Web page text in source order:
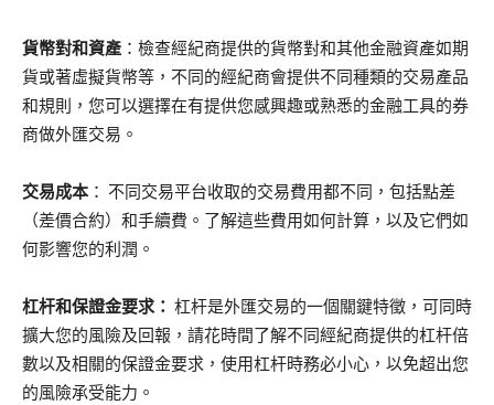
貨幣對和資產 ：檢查經紀商提供的貨幣對和其他金融資產如期
貨或著虛擬貨幣等，不同的經紀商會提供不同種類的交易產品
和規則，您可以選擇在有提供您感興趣或熟悉的金融工具的券
商做外匯交易。
交易成本 ： 不同交易平台收取的交易費用都不同，包括點差
（差價合約）和手續費。了解這些費用如何計算，以及它們如
何影響您的利潤。
杠杆和保證金要求： 杠杆是外匯交易的一個關鍵特徵，可同時
擴大您的風險及回報，請花時間了解不同經紀商提供的杠杆倍
數以及相關的保證金要求，使用杠杆時務必小心，以免超出您
的風險承受能力。